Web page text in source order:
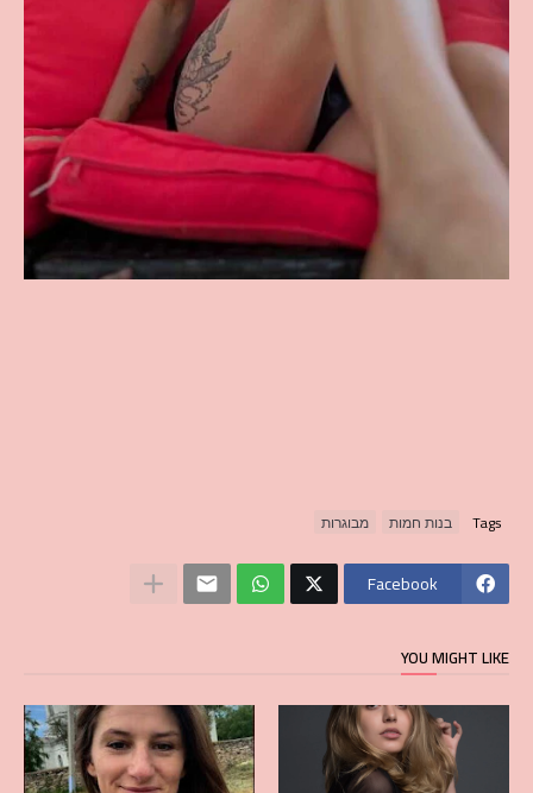
Tags בנות חמות מבוגרות
Facebook
YOU MIGHT LIKE